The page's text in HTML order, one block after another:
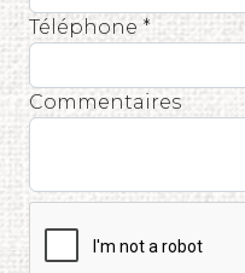
Téléphone *
Commentaires